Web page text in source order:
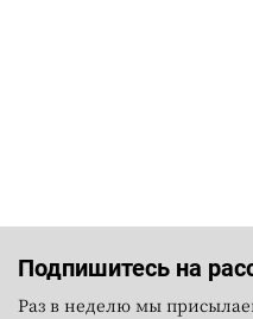
Подпишитесь на
Раз в неделю мы